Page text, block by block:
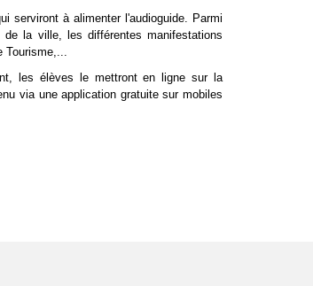
serviront à alimenter l'audioguide. Parmi
la ville, les différentes manifestations
Tourisme,...
les élèves le mettront en ligne sur la
via une application gratuite sur mobiles